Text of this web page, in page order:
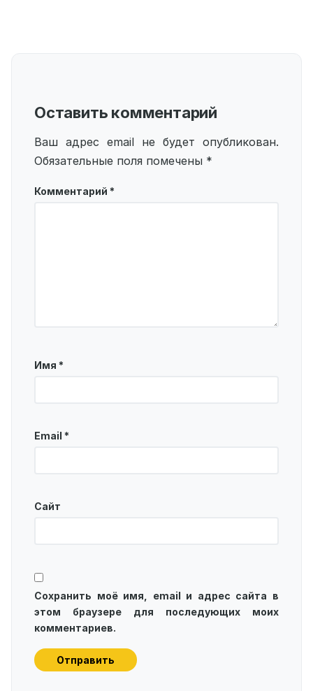
Оставить комментарий
Ваш адрес email не будет опубликован.
Обязательные поля помечены *
Комментарий *
Имя *
Email *
Сайт
Сохранить моё имя, email и адрес сайта в
этом браузере для последующих моих
комментариев.